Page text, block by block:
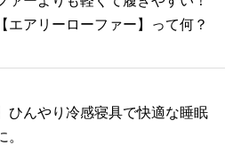
エアリーローファー】って何？
ひんやり冷感寝具で快適な睡眠
。